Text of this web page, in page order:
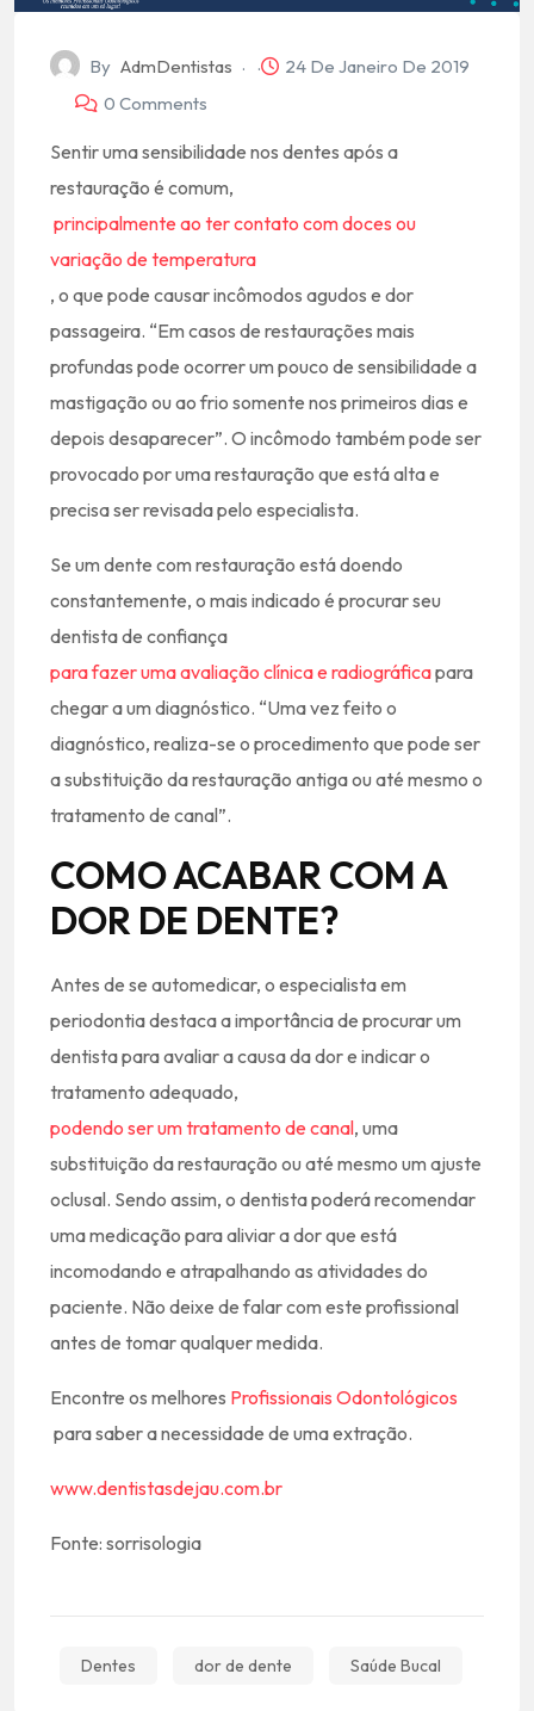
By AdmDentistas
24 De Janeiro De 2019
0 Comments
Sentir uma sensibilidade nos dentes após a
restauração é comum,
principalmente ao ter contato com doces ou
variação de temperatura
, o que pode causar incômodos agudos e dor
passageira. “Em casos de restaurações mais
profundas pode ocorrer um pouco de sensibilidade a
mastigação ou ao frio somente nos primeiros dias e
depois desaparecer”. O incômodo também pode ser
provocado por uma restauração que está alta e
precisa ser revisada pelo especialista.
Se um dente com restauração está doendo
constantemente, o mais indicado é procurar seu
dentista de confiança
para fazer uma avaliação clínica e radiográficapara
chegar a um diagnóstico. “Uma vez feito o
diagnóstico, realiza-se o procedimento que pode ser
a substituição da restauração antiga ou até mesmo o
tratamento de canal”.
COMO ACABAR COM A
DOR DE DENTE?
Antes de se automedicar, o especialista em
periodontia destaca a importância de procurar um
dentista para avaliar a causa da dor e indicar o
tratamento adequado,
podendo ser um tratamento de canal, uma
substituição da restauração ou até mesmo um ajuste
oclusal. Sendo assim, o dentista poderá recomendar
uma medicação para aliviar a dor que está
incomodando e atrapalhando as atividades do
paciente. Não deixe de falar com este profissional
antes de tomar qualquer medida.
Encontre os melhores Profissionais Odontológicos
para saber a necessidade de uma extração.
www.dentistasdejau.com.br
Fonte: sorrisologia
Dentes dor de dente Saúde Bucal